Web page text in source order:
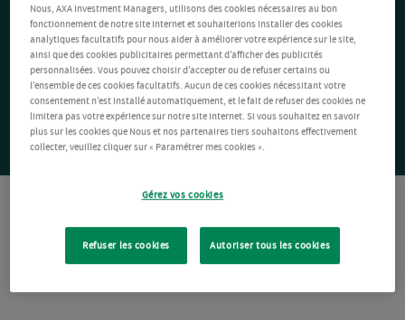
Nous, AXA Investment Managers, utilisons des cookies nécessaires au bon
fonctionnement de notre site Internet et souhaiterions installer des cookies
analytiques facultatifs pour nous aider à améliorer votre expérience sur le site,
ainsi que des cookies publicitaires permettant d’afficher des publicités
personnalisées. Vous pouvez choisir d’accepter ou de refuser certains ou
l’ensemble de ces cookies facultatifs. Aucun de ces cookies nécessitant votre
consentement n’est installé automatiquement, et le fait de refuser des cookies ne
limitera pas votre expérience sur notre site Internet. Si vous souhaitez en savoir
plus sur les cookies que Nous et nos partenaires tiers souhaitons effectivement
collecter, veuillez cliquer sur « Paramétrer mes cookies ».
Gérez vos cookies
Refuser les cookies Autoriser tous les cookies